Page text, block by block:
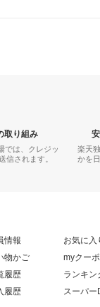
取り組み
では、クレジッ
信されます。
楽天
かを
情報
物かご
履歴
履歴
お気に入
myクー
ランキン
スーパー